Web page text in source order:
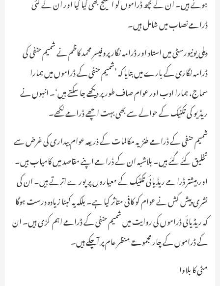
ڈرامے نصاب میں شامل ہیں۔
دہلی یونیورسٹی میں استاد اور ڈرامہ نگار پروفیسر محمد کاظم نے شمیم حنفی کی
ڈرامہ نگاری کے بارے میں بتایا کہ ’شمیم حنفی کے ڈراموں میں ہمارا
سماج، ہمارا ادب اور عوام صاف طور پر دیکھے جا سکتے ہیں‘۔ انہوں نے
ریڈیو کی تکنیک کے حوالے سے بھی بہت اچھے ڈرامے لکھے۔
شمیم حنفی کے ڈرامے طنزیہ مکالمات کے ذریعہ عوام بیداری کی غرض سے
تخلیق کئے گئے ہیں۔ بلاشبہ ان کے ڈرامے اپنے مقاصد میں کامیاب ہیں۔
اور بیشتر ڈرامے ریڈیائی تکنیک کے معیاروں پر پورے اترتے ہیں۔ ان کی
نشری پیش کش نے عوام کو کافی متاثر کیا ہے۔ بلکہ یہ کہنا زیادہ درست ہوگا
کہ ریڈیائی ڈراموں کی روایت میں شمیم حنفی کے ڈرامے اہم کڑی ہیں۔ ان
کے ڈراموں کے چار مجموعے منظر عام پر آچکے ہیں۔
مٹی کا بلاوا